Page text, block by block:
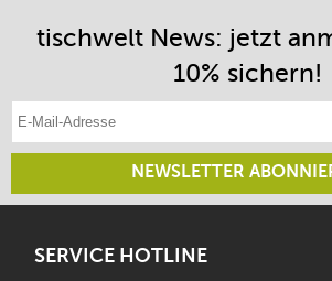
tischwelt News: jetzt
10% sichern!
NEWSLETTER
SERVICE HOTLINE